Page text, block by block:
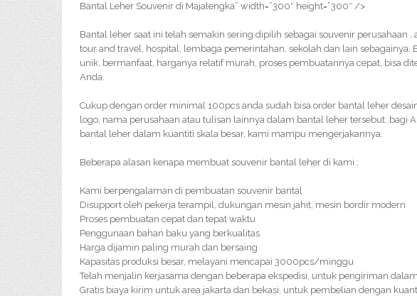
Bantal Leher Souvenir di Majalengka” width=”300″ height=”300″ />
Bantal leher saat ini telah semakin sering dipilih sebagai souvenir perusahaan
tour and travel, hospital, lembaga pemerintahan, sekolah dan lain
unik, bermanfaat, harganya relatif murah, proses pembuatannya cepat, bisa
Anda.
Cukup dengan order minimal 100pcs anda sudah bisa order bantal leher
logo, nama perusahaan atau tulisan lainnya dalam bantal leher tersebut. bagi
bantal leher dalam kuantiti skala besar, kami mampu mengerjakannya.
Beberapa alasan kenapa membuat souvenir bantal leher di kami ;
Kami berpengalaman di pembuatan souvenir bantal
Disupport oleh pekerja terampil, dukungan mesin jahit, mesin bordir modern
Proses pembuatan cepat dan tepat waktu
Penggunaan bahan baku yang berkualitas
Harga dijamin paling murah dan bersaing
Kapasitas produksi besar, melayani mencapai 3000pcs/minggu
Telah menjalin kerjasama dengan beberapa ekspedisi, untuk pengiriman
Gratis biaya kirim untuk area jakarta dan bekasi, untuk pembelian dengan